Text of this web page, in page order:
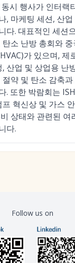
시 행사가 인터랙
, 마케팅 세션, 산
다. 대표적인 세션
소 난방 총회와 중
가 있으며, 제
산업 및 상업용 난
약 및 탄소 감축과
. 또한 박람회는
프 혁신상 및 가스
상태와 관련된 여
다.
Follow us on